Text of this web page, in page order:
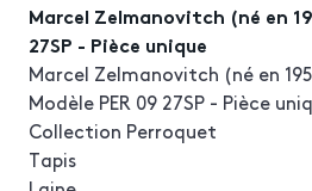
Marcel Zelmanovitch (né en
27SP - Pièce unique
Marcel Zelmanovitch (né en
Modèle PER 09 27SP - Pièce
Collection Perroquet
Tapis